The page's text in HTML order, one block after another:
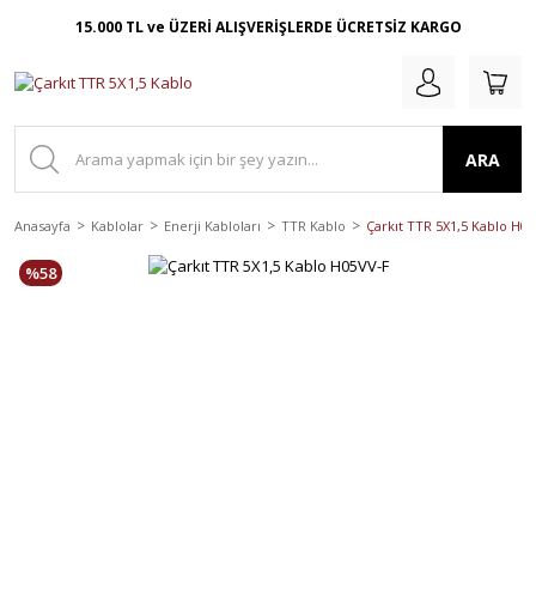
15.000 TL ve ÜZERİ ALIŞVERİŞLERDE ÜCRETSİZ KARGO
ARA
Anasayfa Kablolar Enerji Kabloları TTR Kablo Çarkıt TTR 5X1,5 Kablo
%58